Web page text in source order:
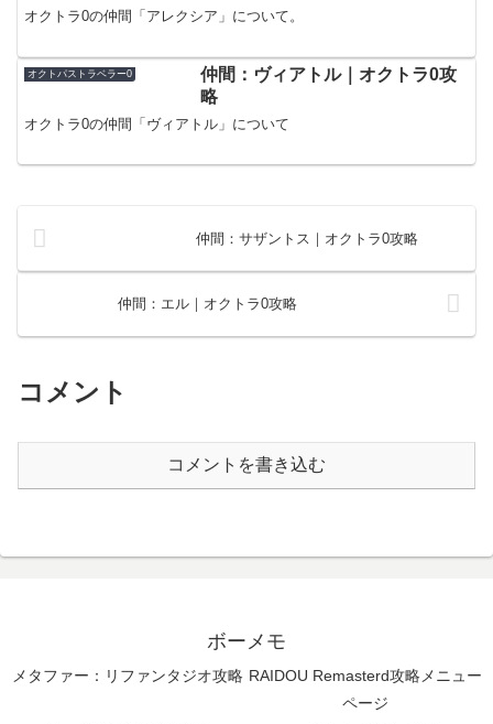
オクトラ0の仲間「アレクシア」について。
オクトパストラベラー0
仲間：ヴィアトル｜オクトラ0攻
略
オクトラ0の仲間「ヴィアトル」について
仲間：サザントス｜オクトラ0攻略
仲間：エル｜オクトラ0攻略
コメント
コメントを書き込む
ボーメモ
メタファー：リファンタジオ攻略 RAIDOU Remasterd攻略メニュー
ページ